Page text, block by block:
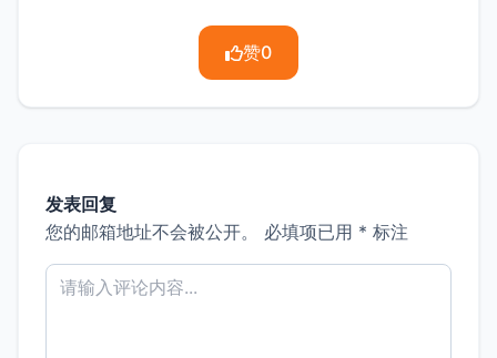
赞0
发表回复
您的邮箱地址不会被公开。
必填项已用 * 标注